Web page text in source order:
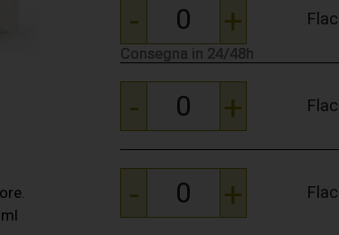
- +
Consegna in 24/48h
- +
Consegna in 24/48h
- +
Consegna in 24/48h
Consegna in 24/48h